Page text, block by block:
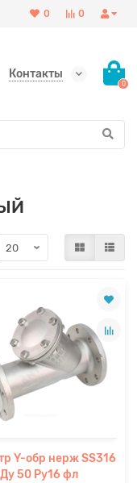
0
0
Контакты
0
Y-обр нерж SS316
50 Ру16 фл